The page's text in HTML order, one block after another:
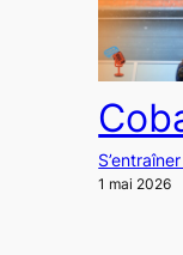
1 mai 2026